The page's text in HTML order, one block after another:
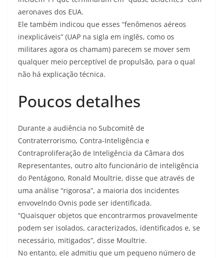
aeronaves dos EUA.
Ele também indicou que esses “fenômenos aéreos
inexplicáveis” (UAP na sigla em inglês, como os
militares agora os chamam) parecem se mover sem
qualquer meio perceptível de propulsão, para o qual
não há explicação técnica.
Poucos detalhes
Durante a audiência no Subcomitê de
Contraterrorismo, Contra-Inteligência e
Contraproliferação de Inteligência da Câmara dos
Representantes, outro alto funcionário de inteligência
do Pentágono, Ronald Moultrie, disse que através de
uma análise “rigorosa”, a maioria dos incidentes
envovelndo Ovnis pode ser identificada.
“Quaisquer objetos que encontrarmos provavelmente
podem ser isolados, caracterizados, identificados e, se
necessário, mitigados”, disse Moultrie.
No entanto, ele admitiu que um pequeno número de